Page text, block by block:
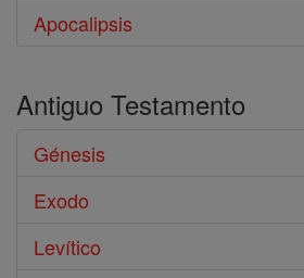
Apocalipsis
Antiguo Testamento
Génesis
Exodo
Levítico